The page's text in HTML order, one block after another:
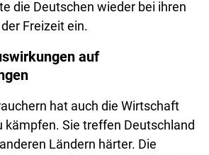
die Deutschen wieder bei ihren
Freizeit ein.
auf
hat auch die Wirtschaft
kämpfen. Sie treffen Deutschland
Ländern härter. Die